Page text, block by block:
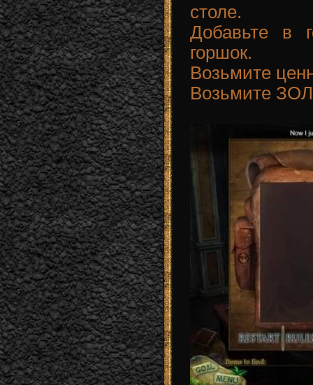
столе.
Добавьте в
горшок.
Возьмите
Возьмите